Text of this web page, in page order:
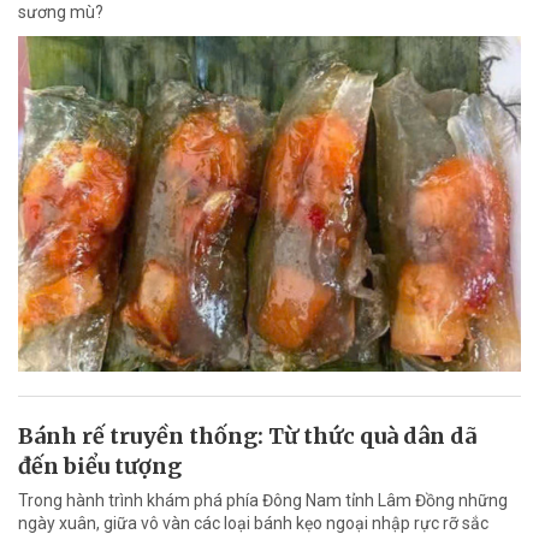
sương mù?
Bánh rế truyền thống: Từ thức quà dân dã
đến biểu tượng
Trong hành trình khám phá phía Đông Nam tỉnh Lâm Đồng những
ngày xuân, giữa vô vàn các loại bánh kẹo ngoại nhập rực rỡ sắc